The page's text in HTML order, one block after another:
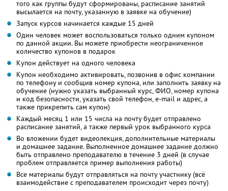
того как группы будут сформированы, расписание занятий
высылается на почту, указанную в заявке на обучение)
Запуск курсов начинается каждые 15 дней
Один человек может воспользоваться только одним купоном
по данной акции. Вы можете приобрести неограниченное
количество купонов в подарок
Купон действует на одного человека
Купон необходимо активировать, позвонив в офис компании
по телефону и сообщив номер купона, или заполнить заявку на
обучение (нужно указать выбранный курс, ФИО, номер купона
и код безопасности, указать свой телефон, e-mail и адрес, а
также прикрепить сам купон)
Каждый месяц 1 или 15 числа на почту будет отправлено
расписание занятий, а также первый урок выбранного курса
Во вложении будет видеолекция, дополнительные материалы
и домашнее задание. Выполненное домашнее задание должно
быть отправлено преподавателю в течение 3 дней (в случае
проблем отправляется пример выполнения работы)
Все материалы будут отправляться на почту участнику (всё
взаимодействие с преподавателем происходит через почту)